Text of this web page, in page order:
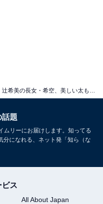
辻希美の長女・希空、美しい太もも＆デコルテ際立つ大人っぽミニワンピ姿を披露！ 「沖縄来たー！！」
話題
ムリーにお届けします。知ってる
分になれる、ネット発「知ら（な
ビス
All About Japan